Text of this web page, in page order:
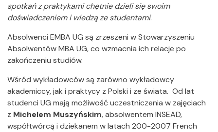
spotkań z praktykami chętnie dzieli się swoim
doświadczeniem i wiedzą ze studentami.
Absolwenci EMBA UG są zrzeszeni w Stowarzyszeniu
Absolwentów MBA UG, co wzmacnia ich relacje po
zakończeniu studiów.
Wśród wykładowców są zarówno wykładowcy
akademiccy, jak i praktycy z Polski i ze świata. Od lat
studenci UG mają możliwość uczestniczenia w zajęciach
z Michelem Muszyńskim, absolwentem INSEAD,
współtwórcą i dziekanem w latach 200-2007 French